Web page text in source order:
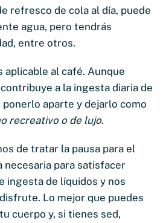
refresco de cola al día, puede
agua, pero tendrás
entre otros.
aplicable al café. Aunque
a la ingesta diaria de
aparte y dejarlo como
recreativo o de lujo.
de tratar la pausa para el
necesaria para satisfacer
ingesta de líquidos y nos
Lo mejor que puedes
cuerpo y, si tienes sed,